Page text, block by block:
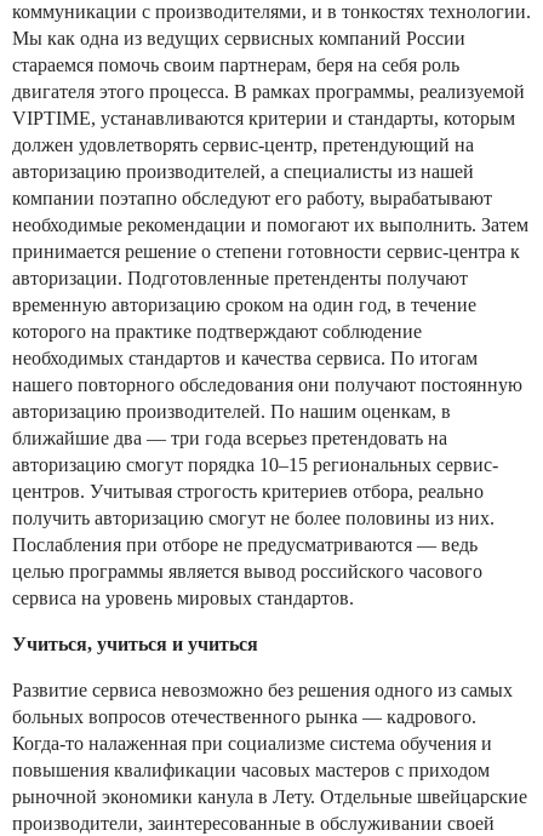
коммуникации с производителями, и в тонкостях технологии.
Мы как одна из ведущих сервисных компаний России
стараемся помочь своим партнерам, беря на себя роль
двигателя этого процесса. В рамках программы, реализуемой
VIPTIME, устанавливаются критерии и стандарты, которым
должен удовлетворять сервис-центр, претендующий на
авторизацию производителей, а специалисты из нашей
компании поэтапно обследуют его работу, вырабатывают
необходимые рекомендации и помогают их выполнить. Затем
принимается решение о степени готовности сервис-центра к
авторизации. Подготовленные претенденты получают
временную авторизацию сроком на один год, в течение
которого на практике подтверждают соблюдение
необходимых стандартов и качества сервиса. По итогам
нашего повторного обследования они получают постоянную
авторизацию производителей. По нашим оценкам, в
ближайшие два — три года всерьез претендовать на
авторизацию смогут порядка 10–15 региональных сервис-
центров. Учитывая строгость критериев отбора, реально
получить авторизацию смогут не более половины из них.
Послабления при отборе не предусматриваются — ведь
целью программы является вывод российского часового
сервиса на уровень мировых стандартов.
Учиться, учиться и учиться
Развитие сервиса невозможно без решения одного из самых
больных вопросов отечественного рынка — кадрового.
Когда-то налаженная при социализме система обучения и
повышения квалификации часовых мастеров с приходом
рыночной экономики канула в Лету. Отдельные швейцарские
производители, заинтересованные в обслуживании своей